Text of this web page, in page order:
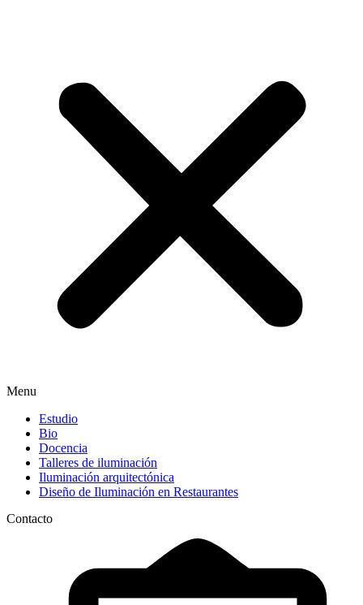
Menu
Estudio
Bio
Docencia
Talleres de iluminación
Iluminación arquitectónica
Diseño de Iluminación en Restaurantes
Contacto